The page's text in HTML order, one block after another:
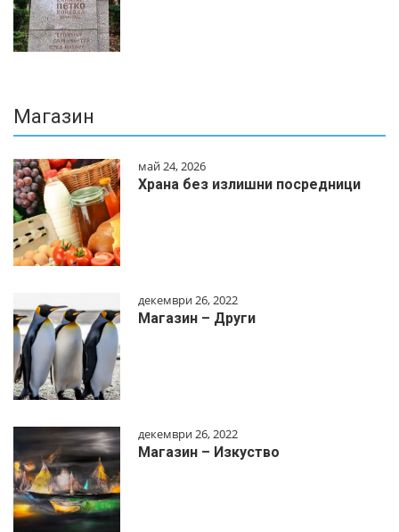
Магазин
май 24, 2026
Храна без излишни посредници
декември 26, 2022
Магазин – Други
декември 26, 2022
Магазин – Изкуство